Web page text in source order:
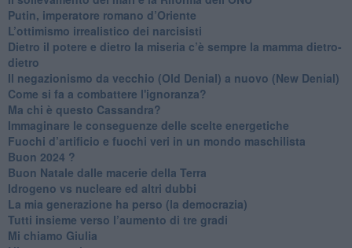
Putin, imperatore romano d’Oriente
​L’ottimismo irrealistico dei narcisisti
​Dietro il potere e dietro la miseria c’è sempre la mamma dietro-
dietro
Il negazionismo da vecchio (Old Denial) a nuovo (New Denial)
Come si fa a combattere l'ignoranza?
Ma chi è questo Cassandra?
Immaginare le conseguenze delle scelte energetiche
​Fuochi d’artificio e fuochi veri in un mondo maschilista
Buon 2024 ?
​Buon Natale dalle macerie della Terra
​Idrogeno vs nucleare ed altri dubbi
​La mia generazione ha perso (la democrazia)
​Tutti insieme verso l’aumento di tre gradi
Mi chiamo Giulia